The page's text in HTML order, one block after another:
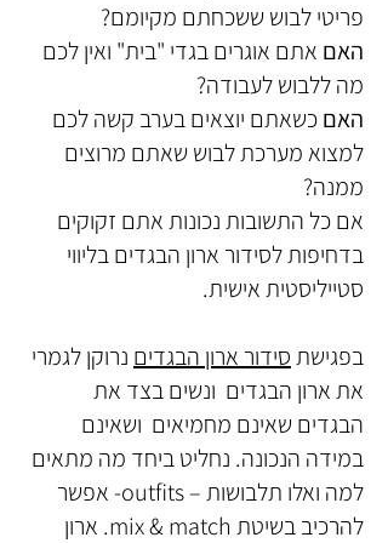
פריטי לבוש ששכחתם מקיומם?
האם אתם אוגרים בגדי "בית" ואין לכם
מה ללבוש לעבודה?
האםכשאתם יוצאים בערב קשה לכם
למצוא מערכת לבוש שאתם מרוצים
ממנה?
אם כל התשובות נכונותאתם זקוקים
בדחיפות לסידור ארון הבגדים בליווי
סטייליסטית אישית.
בפגישתסידור ארון הבגדים נרוקן לגמרי
את ארון הבגדים ונשים בצד את
הבגדים שאינם מחמיאים ושאינם
במידה הנכונה. נחליט ביחד מה מתאים
למה ואלו תלבושות – outfits- אפשר
להרכיב בשיטת mix & match. ארון